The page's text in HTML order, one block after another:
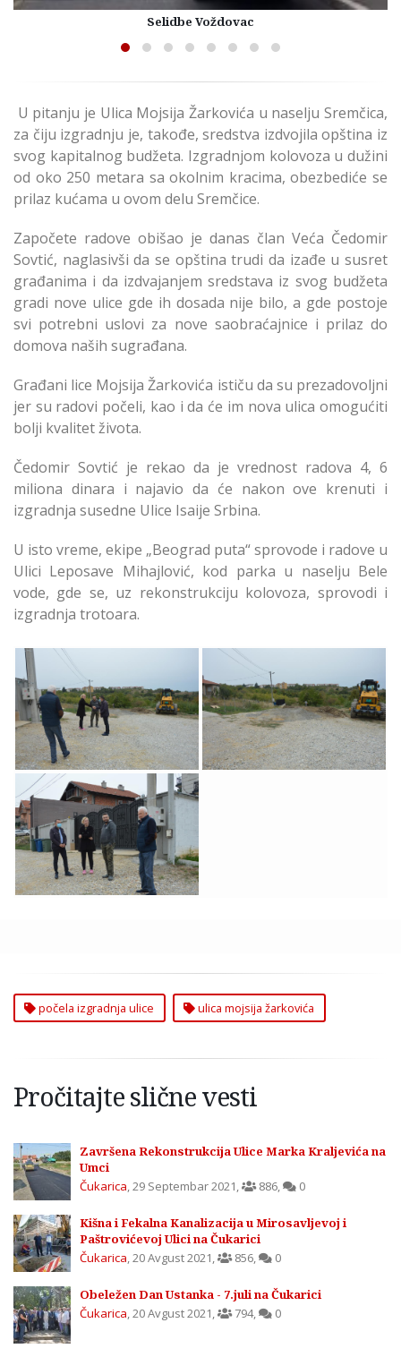
Selidbe Voždovac
U pitanju je Ulica Mojsija Žarkovića u naselju Sremčica,
za čiju izgradnju je, takođe, sredstva izdvojila opština iz
svog kapitalnog budžeta. Izgradnjom kolovoza u dužini
od oko 250 metara sa okolnim kracima, obezbediće se
prilaz kućama u ovom delu Sremčice.
Započete radove obišao je danas član Veća Čedomir
Sovtić, naglasivši da se opština trudi da izađe u susret
građanima i da izdvajanjem sredstava iz svog budžeta
gradi nove ulice gde ih dosada nije bilo, a gde postoje
svi potrebni uslovi za nove saobraćajnice i prilaz do
domova naših sugrađana.
Građani lice Mojsija Žarkovića ističu da su prezadovoljni
jer su radovi počeli, kao i da će im nova ulica omogućiti
bolji kvalitet života.
Čedomir Sovtić je rekao da je vrednost radova 4, 6
miliona dinara i najavio da će nakon ove krenuti i
izgradnja susedne Ulice Isaije Srbina.
U isto vreme, ekipe „Beograd puta“ sprovode i radove u
Ulici Leposave Mihajlović, kod parka u naselju Bele
vode, gde se, uz rekonstrukciju kolovoza, sprovodi i
izgradnja trotoara.
Počela Izgradnja Ulice
Mojsija Žarkovića na
Čukarici
Počela Izgradnja Ulice
Mojsija Žarkovića
Čukarica
Počela Izgradnja Ulice
Mojsija Žarkovića
počela izgradnja ulice ulica mojsija žarkovića
Pročitajte slične vesti
Završena Rekonstrukcija Ulice Marka Kraljevića na
Umci
Čukarica,29 Septembar 2021, 886, 0
Kišna i Fekalna Kanalizacija u Mirosavljevoj i
Paštrovićevoj Ulici na Čukarici
Čukarica,20 Avgust 2021, 856, 0
Obeležen Dan Ustanka - 7.juli na Čukarici
Čukarica,20 Avgust 2021, 794, 0